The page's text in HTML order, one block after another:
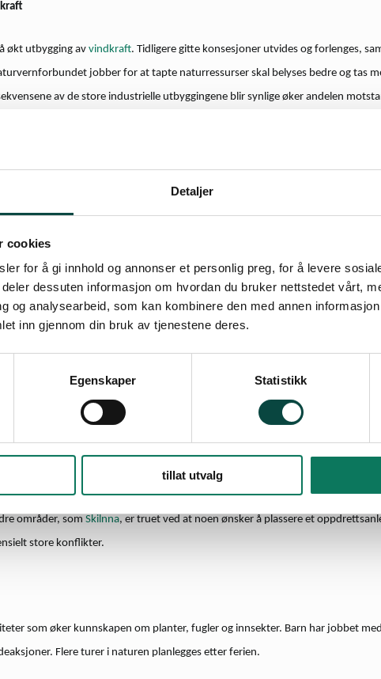
Detaljer
cookies
for å gi innhold og annonser et personlig preg, for å levere
dessuten informasjon om hvordan du bruker nettstedet vårt,
og analysearbeid, som kan kombinere den med annen
inn gjennom din bruk av tjenestene deres.
Egenskaper Statistikk
tillat utvalg
økt utbygging av vindkraft. Tidligere gitte konsesjoner utvides og forlenges,
jobber for at tapte naturressurser skal belyses bedre og tas
av de store industrielle utbyggingene blir synlige øker andelen
til Nye Veiers beregning av samfunnsøkonomisk nytte. Der tillegges ikke
av jernbanesatsingen noe verdi.
presset på urørt og verdifullt areal er økende. Naturvernforbundet ønsker
områder, som Skilnna, er truet ved at noen ønsker å plassere et
store konflikter.
som øker kunnskapen om planter, fugler og innsekter. Barn har jobbet
Flere turer i naturen planlegges etter ferien.